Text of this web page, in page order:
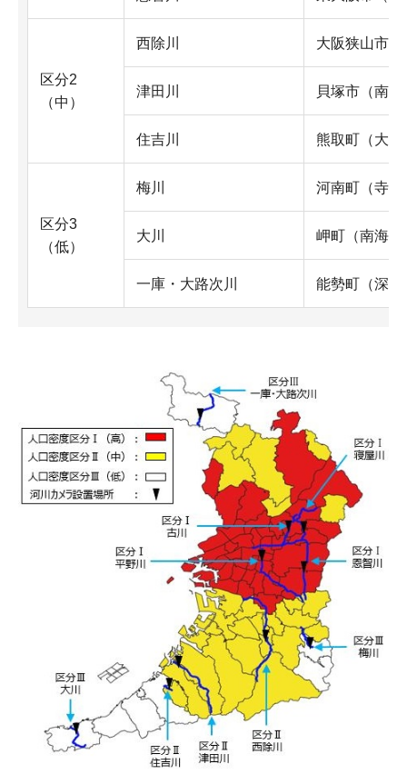
区分2
（中）
西除川 大阪狭山市
津田川 貝塚市（南
住吉川 熊取町（大久
区分3
（低）
梅川 河南町（寺田
大川 岬町（南海橋
一庫・大路次川 能勢町（深田